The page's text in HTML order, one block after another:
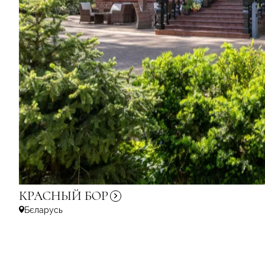
КРАСНЫЙ БОР
Бєларусь